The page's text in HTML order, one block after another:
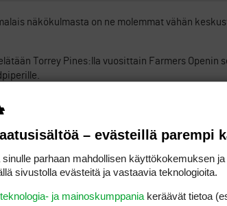
näkökulmasta on ne molemmat vähän
Torrey Pines:lla vuosittain Farmers Openin
Hill on sopiva kohde, sekä Trumpin kenttä.
tarjoaa pelilippuja jopa yksityiskentille, ja
vaikka ei ole voimassa sinun
– evästeillä parempi
parhaan mahdollisen käyttökokemuksen ja
sivustolla evästeitä ja vastaavia teknologioita.
ja mainoskumppania keräävät tietoa